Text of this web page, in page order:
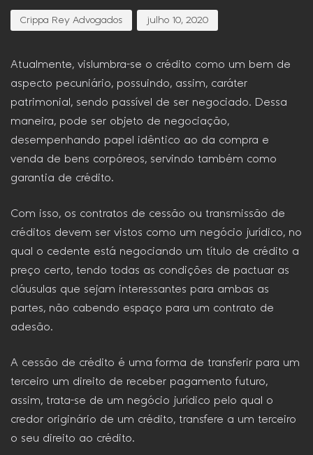
Crippa Rey Advogados julho 10, 2020
Atualmente, vislumbra-se o crédito como um bem de
aspecto pecuniário, possuindo, assim, caráter
patrimonial, sendo passível de ser negociado. Dessa
maneira, pode ser objeto de negociação,
desempenhando papel idêntico ao da compra e
venda de bens corpóreos, servindo também como
garantia de crédito.
Com isso, os contratos de cessão ou transmissão de
créditos devem ser vistos como um negócio jurídico, no
qual o cedente está negociando um título de crédito a
preço certo, tendo todas as condições de pactuar as
cláusulas que sejam interessantes para ambas as
partes, não cabendo espaço para um contrato de
adesão.
A cessão de crédito é uma forma de transferir para um
terceiro um direito de receber pagamento futuro,
assim, trata-se de um negócio jurídico pelo qual o
credor originário de um crédito, transfere a um terceiro
o seu direito ao crédito.